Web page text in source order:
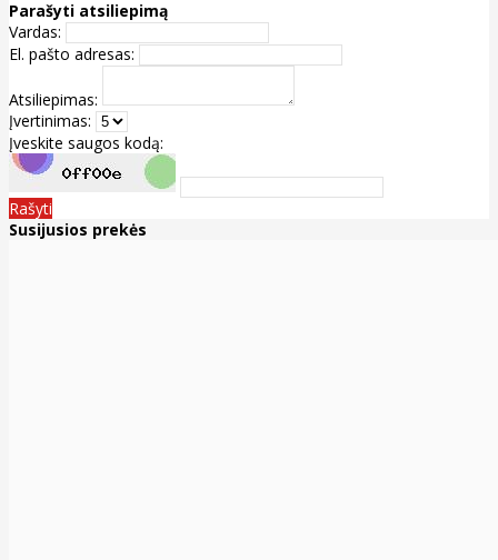
Parašyti atsiliepimą
Vardas:
El. pašto adresas:
Atsiliepimas:
Įvertinimas:
Įveskite saugos kodą:
Rašyti
Susijusios prekės